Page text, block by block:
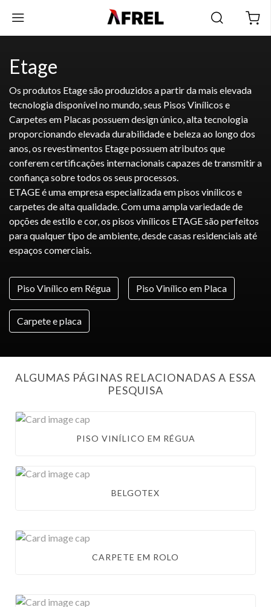
Etage
Os produtos Etage são produzidos a partir da mais elevada
tecnologia disponível no mundo, seus Pisos Vinílicos e
Carpetes em Placas possuem design único, alta tecnologia
proporcionando elevada durabilidade e beleza ao longo dos
anos, os revestimentos Etage possuem atributos que
conferem certificações internacionais capazes de transmitir a
confiança sobre todos os seus processos.
ETAGE é uma empresa especializada em pisos vinílicos e
carpetes de alta qualidade. Com uma ampla variedade de
opções de estilo e cor, os pisos vinílicos ETAGE são perfeitos
para qualquer tipo de ambiente, desde casas residenciais até
espaços comerciais.
Piso Vinílico em Régua Piso Vinílico em Placa
Carpete e placa
ALGUMAS PÁGINAS RELACIONADAS A ESSA
PESQUISA
PISO VINÍLICO EM RÉGUA
BELGOTEX
CARPETE EM ROLO